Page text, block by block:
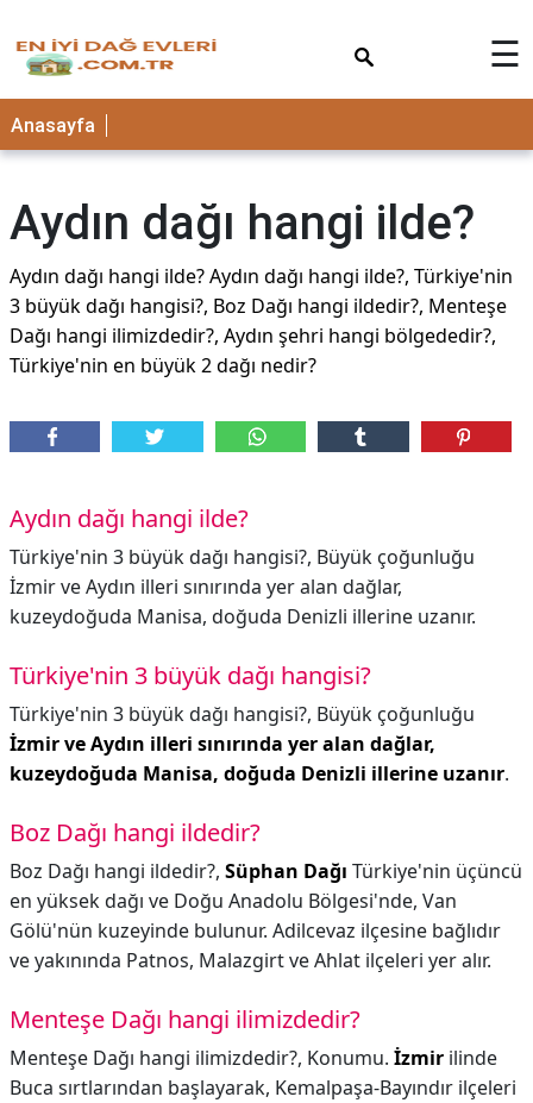
☰
Anasayfa
Aydın dağı hangi ilde?
Aydın dağı hangi ilde? Aydın dağı hangi ilde?, Türkiye'nin
3 büyük dağı hangisi?, Boz Dağı hangi ildedir?, Menteşe
Dağı hangi ilimizdedir?, Aydın şehri hangi bölgededir?,
Türkiye'nin en büyük 2 dağı nedir?
Aydın dağı hangi ilde?
Türkiye'nin 3 büyük dağı hangisi?, Büyük çoğunluğu
İzmir ve Aydın illeri sınırında yer alan dağlar,
kuzeydoğuda Manisa, doğuda Denizli illerine uzanır.
Türkiye'nin 3 büyük dağı hangisi?
Türkiye'nin 3 büyük dağı hangisi?, Büyük çoğunluğu
İzmir ve Aydın illeri sınırında yer alan dağlar,
kuzeydoğuda Manisa, doğuda Denizli illerine uzanır.
Boz Dağı hangi ildedir?
Boz Dağı hangi ildedir?, Süphan Dağı Türkiye'nin üçüncü
en yüksek dağı ve Doğu Anadolu Bölgesi'nde, Van
Gölü'nün kuzeyinde bulunur. Adilcevaz ilçesine bağlıdır
ve yakınında Patnos, Malazgirt ve Ahlat ilçeleri yer alır.
Menteşe Dağı hangi ilimizdedir?
Menteşe Dağı hangi ilimizdedir?, Konumu. İzmir ilinde
Buca sırtlarından başlayarak, Kemalpaşa-Bayındır ilçeleri